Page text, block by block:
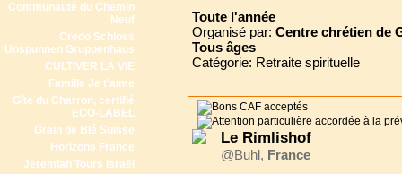
Communauté du Chemin
Neuf
Credo Schloss
Unspunnen Gruppenhaus
CULTIVER LA VIE
Famille Je t'aime
Gîte du Charron, certifié
ECO-LABEL
Grain de Blé Suisse
Horizons France
Jeremiah Tours Israël
Toute l'année
Organisé par: Centre chrétien de
Tous âges
Catégorie: Retraite spirituelle
Le Rimlishof
@Buhl, France